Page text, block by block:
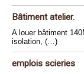
Bâtiment atelier.
A louer bâtiment
isolation, (…)
emplois scieries